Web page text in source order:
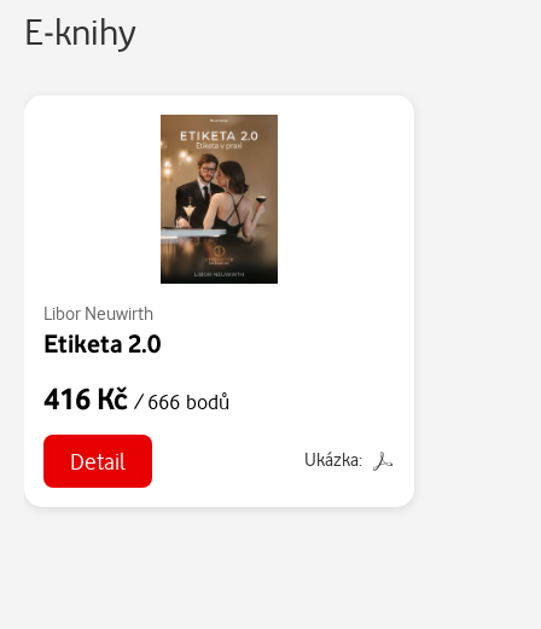
E-knihy
Libor Neuwirth
Etiketa 2.0
416 Kč / 666 bodů
Detail Ukázka: